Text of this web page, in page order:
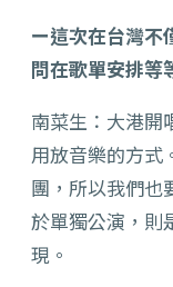
ー這次在台灣不
問在歌單安排等
南菜生：大港開
用放音樂的方式
團，所以我們也
於單獨公演，則
現。